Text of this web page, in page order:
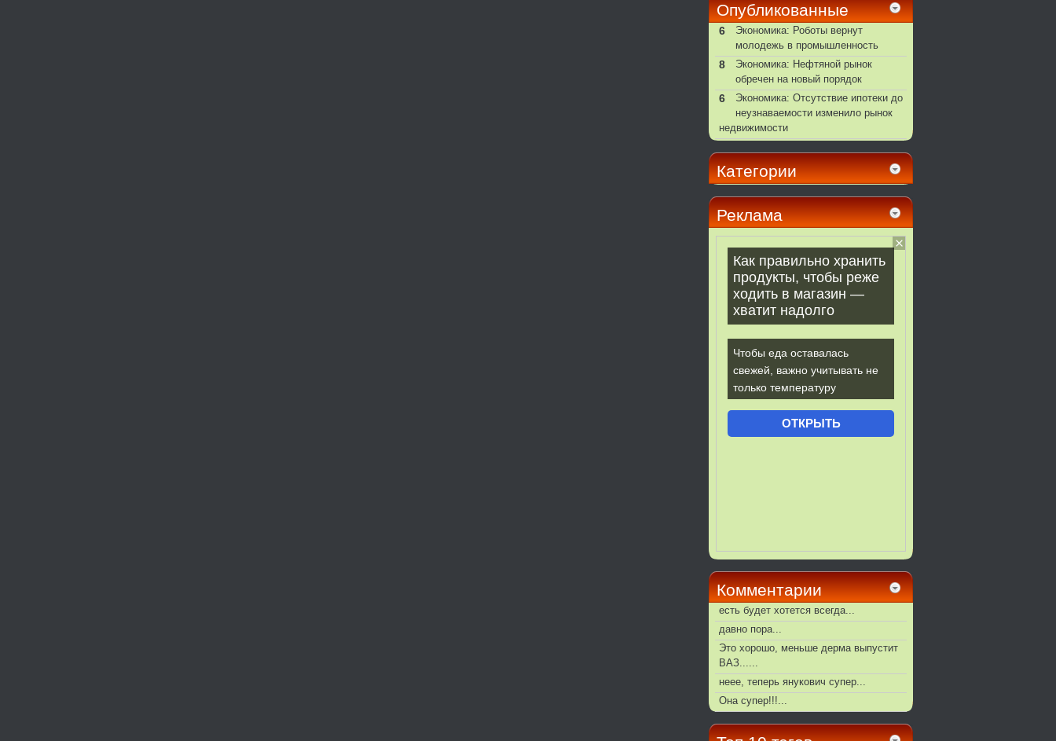
Опубликованные
6
Экономика: Роботы вернут
молодежь в промышленность
8
Экономика: Нефтяной рынок
обречен на новый порядок
6
Экономика: Отсутствие ипотеки до
неузнаваемости изменило рынок
недвижимости
Категории
Реклама
Комментарии
есть будет хотется всегда...
давно пора...
Это хорошо, меньше дерма выпустит
ВАЗ......
неее, теперь янукович супер...
Она супер!!!...